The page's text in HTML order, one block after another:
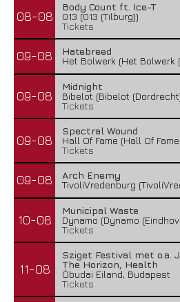
08-08
Body Count ft. Ice-T
013 (013 (Tilburg))
Tickets
09-08
Hatebreed
Het Bolwerk (Het Bolwerk
09-08
Midnight
Bibelot (Bibelot
Tickets
09-08
Spectral Wound
Hall Of Fame (Hall Of
Tickets
09-08
Arch Enemy
TivoliVredenburg
10-08
Municipal Waste
Dynamo (Dynamo
Tickets
11-08
Sziget Festival met o.a.
The Horizon, Health
Óbudai Eiland, Budapest
Tickets